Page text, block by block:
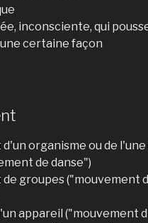
inconsciente, qui
certaine façon
organisme ou de
de danse")
groupes ("mouvement
appareil ("mouvement